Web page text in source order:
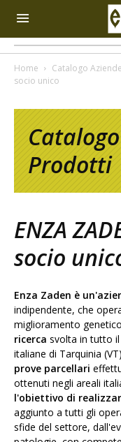
Home Catalogo
socio unico
Prodotti
ENZA
socio
Enza Zaden è
indipendente, che
miglioramento
ricerca svolta in tutto
italiane di Tarquinia
prove parcellari
ottenuti negli areali
l'obiettivo di
aggiunto a tutti gli
sfide del settore,